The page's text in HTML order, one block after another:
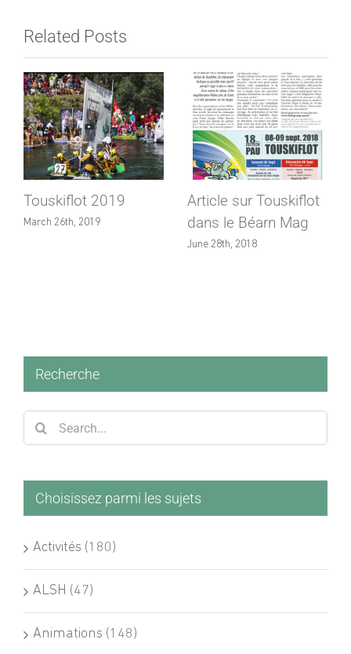
Related Posts
Touskiflot 2019
March 26th, 2019
Article sur Touskiflot
dans le Béarn Mag
June 28th, 2018
Recherche
Search
for:
Choisissez parmi les sujets
Activités (180)
ALSH (47)
Animations (148)